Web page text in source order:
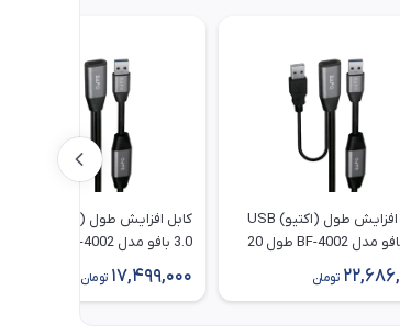
کابل افزایش طول (اکتیو) USB
3.0 بافو مدل BF-4002 طول 20
تومان 17,499,000 تومان